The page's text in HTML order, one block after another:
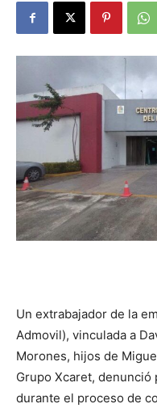
Un extrabajador de la
Admovil), vinculada a
Morones, hijos de
Grupo Xcaret,
durante el proceso de